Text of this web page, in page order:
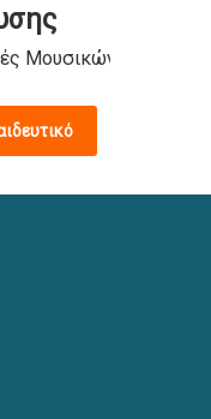
Μουσικών